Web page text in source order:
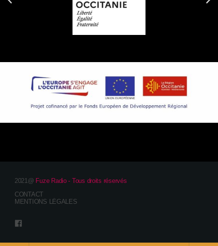
2021@ Fuze Radio - Tous droits réservés
CONTACT
MENTIONS LÉGALES